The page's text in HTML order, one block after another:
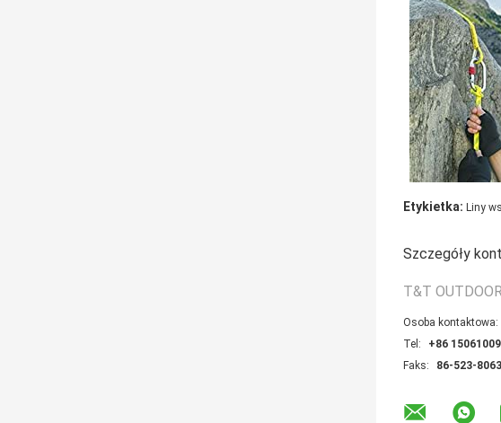
Etykietka: Liny
Szczegóły
T&T
Osoba kontaktowa:
Tel:
+86
Faks:
86-523-